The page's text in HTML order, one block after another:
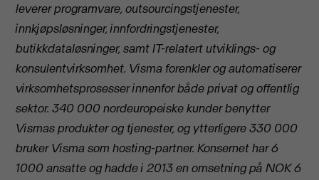
leverer programvare, outsourcingstjenester,
innkjøpsløsninger, innfordringstjenester,
butikkdataløsninger, samt IT-relatert utviklings- og
konsulentvirksomhet. Visma forenkler og automatiserer
virksomhetsprosesser innenfor både privat og offentlig
sektor. 340 000 nordeuropeiske kunder benytter
Vismas produkter og tjenester, og ytterligere 330 000
bruker Visma som hosting-partner. Konsernet har 6
1000 ansatte og hadde i 2013 en omsetning på NOK 6